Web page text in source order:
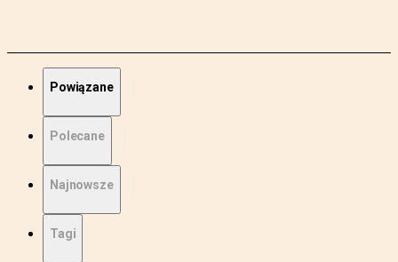
Powiązane
Polecane
Najnowsze
Tagi